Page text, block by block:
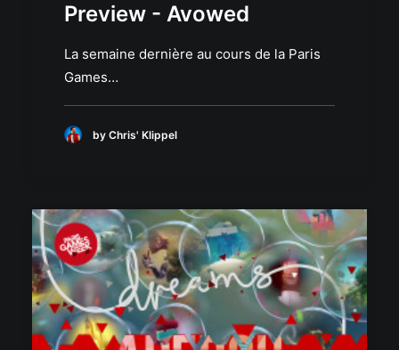
Preview - Avowed
La semaine dernière au cours de la Paris
Games…
by Chris' Klippel